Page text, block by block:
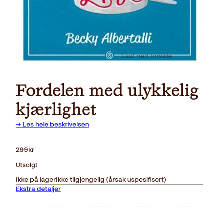
Last ned forside
Fordelen med ulykkelig
kjærlighet
→ Les hele beskrivelsen
299kr
Utsolgt
Ikke på lagerIkke tilgjengelig (årsak uspesifisert)
Ekstra detaljer